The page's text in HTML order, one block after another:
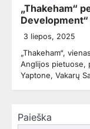
„Thakeham“
3 liepos, 2025
„Thakeham“,
Anglijos pietuose,
Yaptone, Vakarų
Paieška